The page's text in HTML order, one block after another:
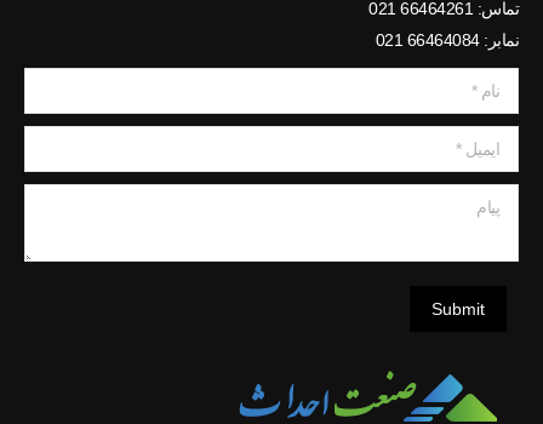
نمابر: 66464084 021
نام *
ایمیل *
پیام